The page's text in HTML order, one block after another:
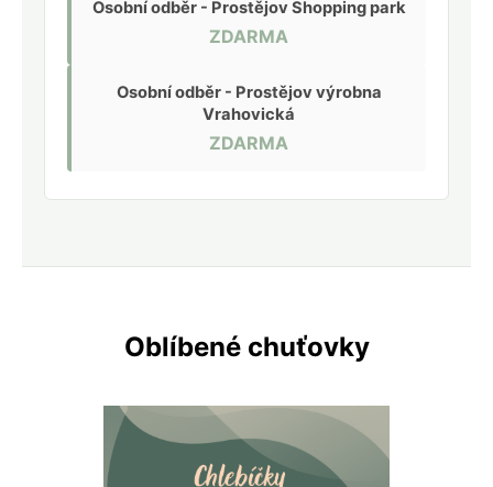
Osobní odběr - Prostějov Shopping park
ZDARMA
Osobní odběr - Prostějov výrobna
Vrahovická
ZDARMA
Oblíbené chuťovky